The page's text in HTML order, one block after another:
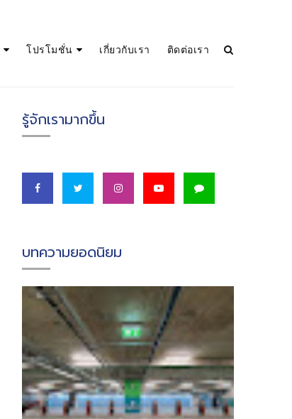
โปรโมชั่น เกี่ยวกับเรา ติดต่อเรา
รู้จักเรามากขึ้น
บทความยอดนิยม